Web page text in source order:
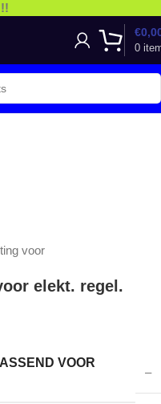
0
€
voor
elekt. regel.
VOOR
–